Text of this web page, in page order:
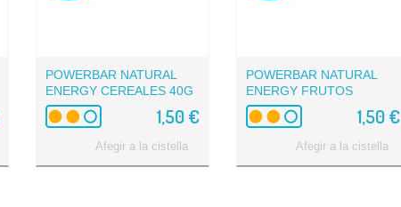
POWERBAR NATURAL
ENERGY CEREALES 40G
1,50 €
Afegir a la cistella
POWERBAR NATURAL
ENERGY FRUTOS
SILVESTRES...
1,50 €
Afegir a la cistella